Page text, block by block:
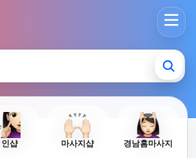
이트 부산마사지 부산홈타이 부산출
인샵 마사지샵 경남홈마사지